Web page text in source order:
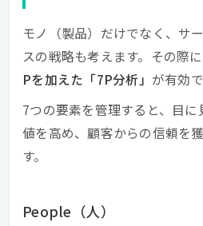
モノ（製品）だけでなく、サ
スの戦略も考えます。その際
Pを加えた「7P分析」 が有効で
7つの要素を管理すると、目
値を高め、顧客からの信頼を
す。
People（人）